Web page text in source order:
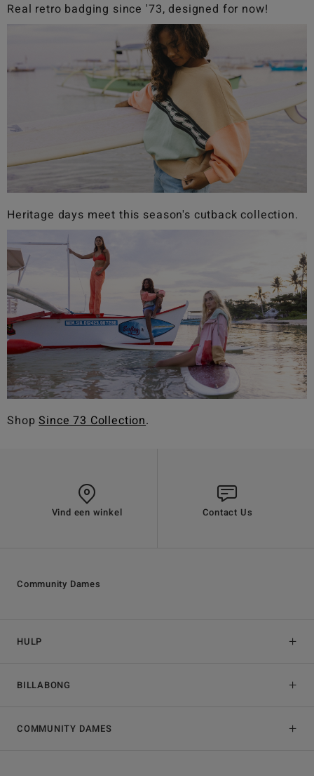
Real retro badging since '73, designed for now!
Heritage days meet this season's cutback collection.
ShopSince 73 Collection.
Vind een winkel Contact Us
HULP
BILLABONG
Community Dames
COMMUNITY DAMES